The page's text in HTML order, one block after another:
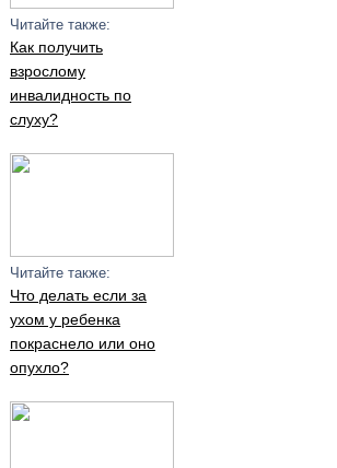
Читайте также:
Как получить
взрослому
инвалидность по
слуху?
Читайте также:
Что делать если за
ухом у ребенка
покраснело или оно
опухло?